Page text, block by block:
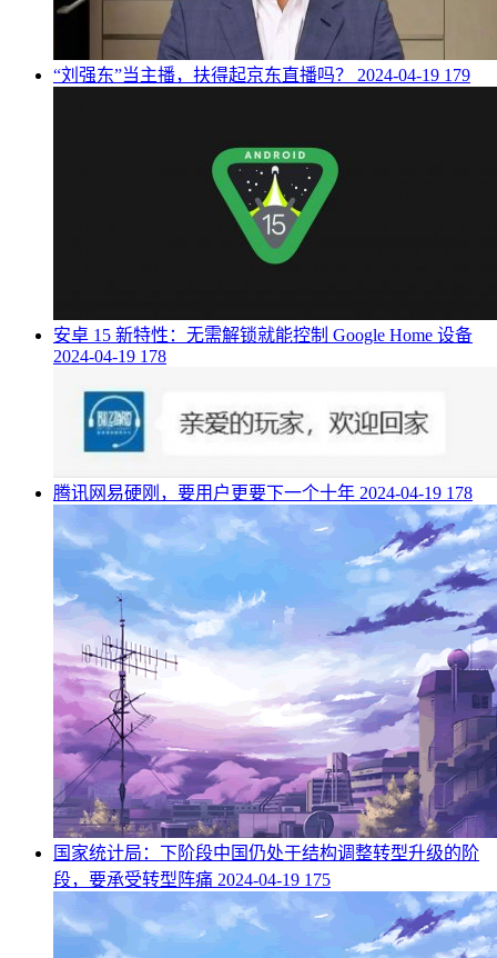
​“刘强东”当主播，扶得起京东直播吗？ 2024-04-19 179
​安卓 15 新特性：无需解锁就能控制 Google Home 设备
2024-04-19 178
​腾讯网易硬刚，要用户更要下一个十年 2024-04-19 178
​国家统计局：下阶段中国仍处于结构调整转型升级的阶
段，要承受转型阵痛 2024-04-19 175